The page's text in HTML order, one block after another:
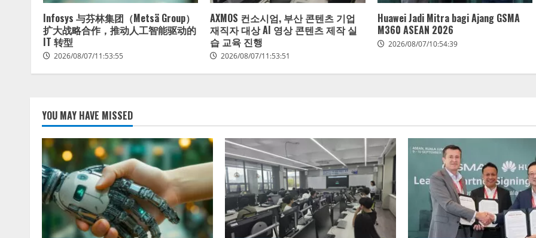
Infosys 与芬林集团（Metsä Group）
扩大战略合作，推动人工智能驱动的
IT 转型
2026/08/07/11:53:55
AXMOS 컨소시엄, 부산 콘텐츠 기업
재직자 대상 AI 영상 콘텐츠 제작 실
습 교육 진행
2026/08/07/11:53:51
Huawei Jadi Mitra bagi Ajang GSMA
M360 ASEAN 2026
2026/08/07/10:54:39
YOU MAY HAVE MISSED